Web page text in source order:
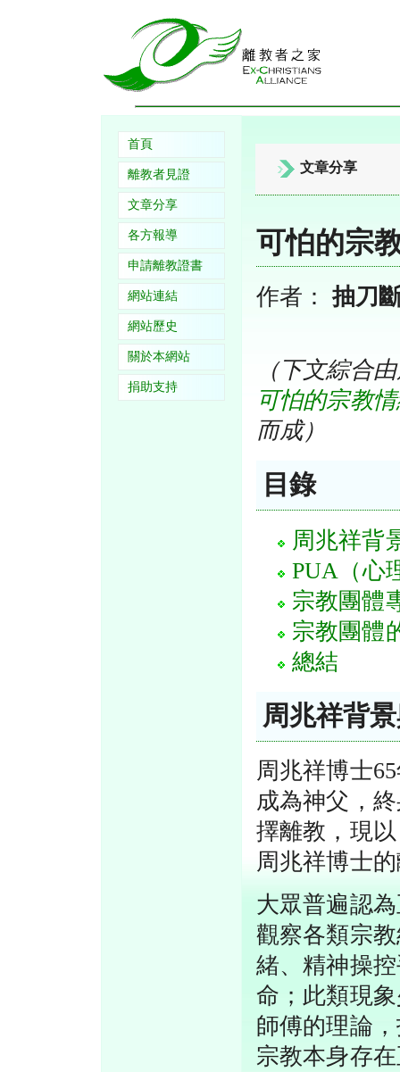
首頁
離教者見證
文章分享
各方報導
申請離教證書
網站連結
網站歷史
關於本網站
捐助支持
文章分享
可怕的宗
作者： 抽刀
（下文綜合
可怕的宗教
而成）
目錄
周兆祥背
PUA（心
宗教團體
宗教團體
總結
周兆祥背
周兆祥博士
成為神父，
擇離教，現
周兆祥博士
大眾普遍認
觀察各類宗
緒、精神操
命；此類現
師傅的理論
宗教本身存